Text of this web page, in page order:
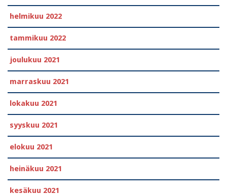
helmikuu 2022
tammikuu 2022
joulukuu 2021
marraskuu 2021
lokakuu 2021
syyskuu 2021
elokuu 2021
heinäkuu 2021
kesäkuu 2021